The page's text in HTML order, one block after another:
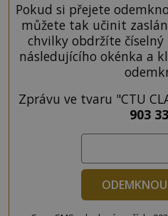
Pokud si přejete
můžete tak učinit
chvilky obdržíte
následujícího okénka a
Zprávu ve tvaru "CTU
903